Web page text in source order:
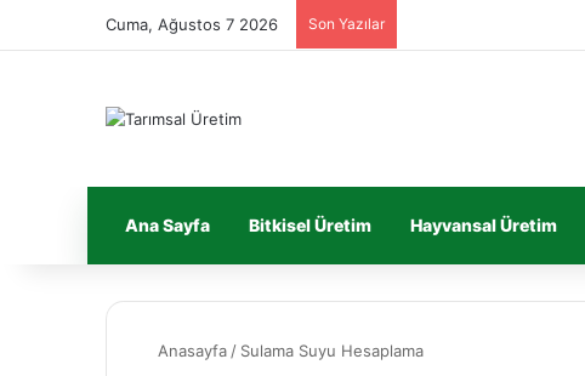
Cuma, Ağustos 7 2026 Son Yazılar
Ana Sayfa Bitkisel Üretim Hayvansal Üretim
Anasayfa / Sulama Suyu Hesaplama